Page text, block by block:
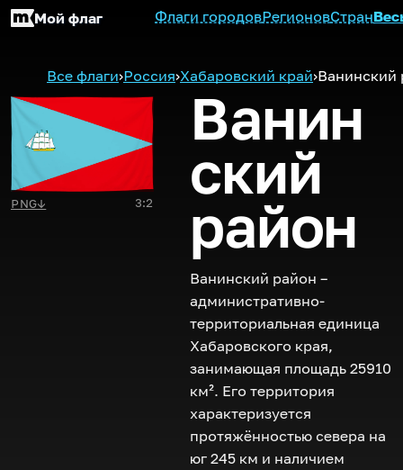
Мой флаг Флаги городовРегионовСтран
Все флаги›Россия›Хабаровский край›Ванинский
PNG↓ 3:2
Ванин
ский
район
Ванинский район –
административно-
территориальная единица
Хабаровского края,
занимающая площадь 25910
км². Его территория
характеризуется
протяжённостью севера на
юг 245 км и наличием